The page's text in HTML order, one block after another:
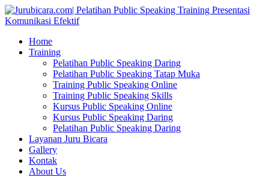
Home
Training
Pelatihan Public Speaking Daring
Pelatihan Public Speaking Tatap Muka
Training Public Speaking Online
Training Public Speaking Skills
Kursus Public Speaking Online
Kursus Public Speaking Daring
Pelatihan Public Speaking Daring
Layanan Juru Bicara
Gallery
Kontak
About Us